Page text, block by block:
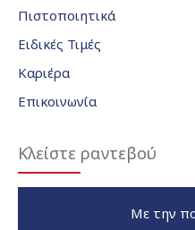
Πιστοποιητικά
Ειδικές Τιμές
Καριέρα
Επικοινωνία
Κλείστε ραντεβού
Με την